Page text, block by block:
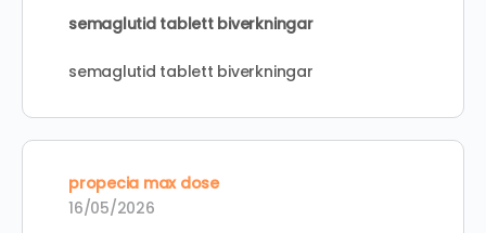
semaglutid tablett biverkningar
semaglutid tablett biverkningar
propecia max dose
16/05/2026